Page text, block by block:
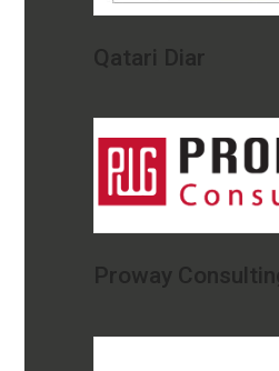
Qatari Diar
Proway Consulting